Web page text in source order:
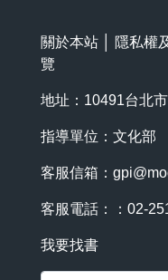
關於本站 隱私權
覽
地址：10491台北
指導單位：文化部
客服信箱：
客服電話：：02-
我要找書